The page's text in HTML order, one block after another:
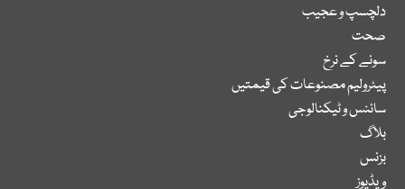
دلچسپ و عجیب
صحت
سونے کے نرخ
پیٹرولیم مصنوعات کی قیمتیں
سائنس و ٹیکنالوجی
بلاگ
بزنس
ویڈیوز